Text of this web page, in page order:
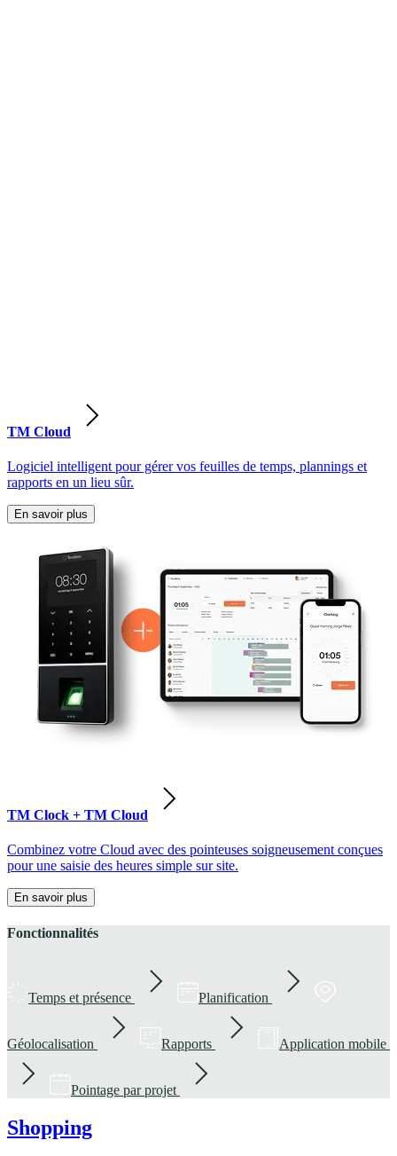
TM Cloud
Logiciel intelligent pour gérer vos feuilles de temps, plannings et
rapports en un lieu sûr.
En savoir plus
TM Clock + TM Cloud
Combinez votre Cloud avec des pointeuses soigneusement conçues
pour une saisie des heures simple sur site.
En savoir plus
Fonctionnalités
Temps et présence Planification
Géolocalisation Rapports Application mobile
Pointage par projet
Shopping